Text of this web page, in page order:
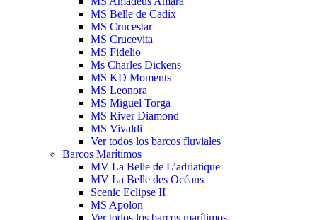
MS Belle de Cadix
MS Crucestar
MS Crucevita
MS Fidelio
Ms Charles Dickens
MS KD Moments
MS Leonora
MS Miguel Torga
MS River Diamond
MS Vivaldi
Ver todos los barcos fluviales
Barcos Marítimos
MV La Belle de L’adriatique
MV La Belle des Océans
Scenic Eclipse II
MS Apolon
Ver todos los barcos marítimos